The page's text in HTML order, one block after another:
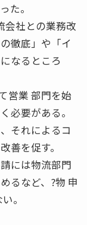
た。
社との業務改
徹底」や「イ
なるところ
営業 部門を始
必要がある。
それによるコ
善を促す。
には物流部門
るなど、?物 申
。